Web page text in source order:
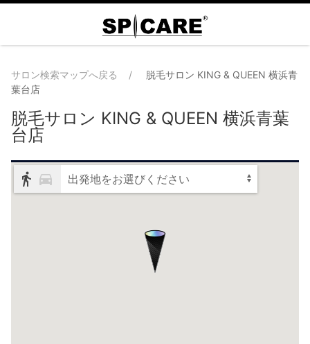
サロン検索マップへ戻る
脱毛サロン KING & QUEEN 横浜青
葉台店
脱毛サロン KING & QUEEN 横浜青葉
台店
出発地をお選びください